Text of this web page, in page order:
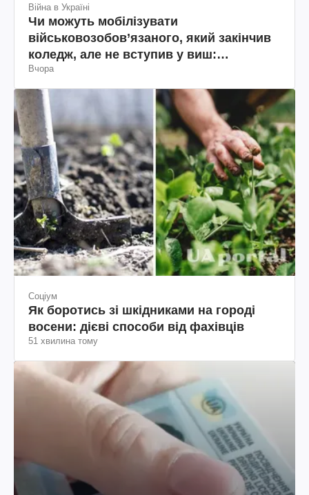
Війна в Україні
Чи можуть мобілізувати
військовозобов’язаного, який закінчив
коледж, але не вступив у виш:
пояснення юриста
Вчора
Соціум
Як боротись зі шкідниками на городі
восени: дієві способи від фахівців
51 хвилина тому